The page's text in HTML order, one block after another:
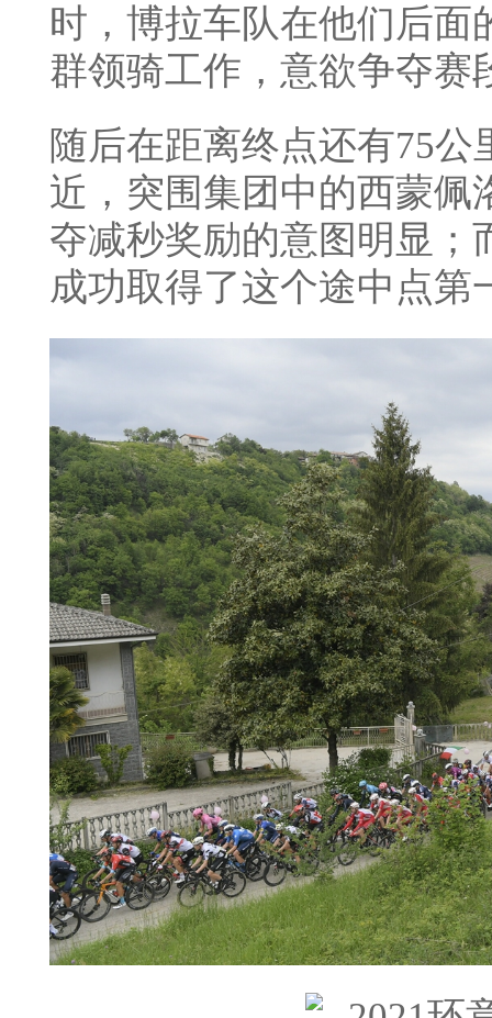
时，博拉车队在他们后面
群领骑工作，意欲争夺赛
随后在距离终点还有75
近，突围集团中的西蒙佩
夺减秒奖励的意图明显；
成功取得了这个途中点第